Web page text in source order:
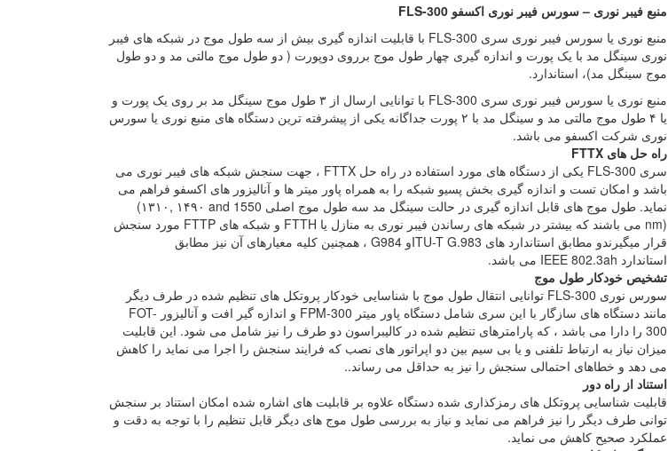
منبع فیبر نوری – سورس فیبر نوری اکسفو FLS-300
منبع نوری یا سورس فیبر نوری سری FLS-300 با قابلیت اندازه گیری بیش از سه طول موج در شبکه های فیبر
نوری سینگل مد با یک پورت و اندازه گیری چهار طول موج برروی دوپورت ( دو طول موج مالتی مد و دو طول
موج سینگل مد)، استاندارد.
منبع نوری یا سورس فیبر نوری سری FLS-300 با توانایی ارسال از ۳ طول موج سینگل مد بر روی یک پورت و
یا ۴ طول موج مالتی مد و سینگل مد با ۲ پورت جداگانه یکی از پیشرفته ترین دستگاه های منبع نوری یا سورس
نوری شرکت اکسفو می باشد.
راه حل های FTTX
سری FLS-300 یکی از دستگاه های مورد استفاده در راه حل FTTX ، جهت سنجش شبکه های فیبر نوری می
باشد و امکان تست و اندازه گیری بخش پسیو شبکه را به همراه پاور میتر ها و آنالیزور های اکسفو فراهم می
نماید. طول موج های قابل اندازه گیری در حالت سینگل مد سه طول موج اصلی (۱۳۱۰, ۱۴۹۰ and 1550
nm) می باشند که بیشتر در شبکه های رساندن فیبر نوری به منازل یا FTTH و شبکه های FTTP مورد سنجش
قرار میگیرندو مطابق استاندارد های ITU-T G.983و G984 ، همچنین کلیه معیارهای آن نیز مطابق
استاندارد IEEE 802.3ah می باشد.
تشخیص خودکار طول موج
سورس نوری FLS-300 توانایی انتقال طول موج با شناسایی خودکار پروتکل های تنظیم شده در طرف دیگر
مانند دستگاه های سازگار با این سری شامل دستگاه پاور میتر FPM-300 و اندازه گیر افت و آنالیزور FOT-
300 را دارا می باشد ، که پارامترهای تنظیم شده در کالیبراسون دو طرف را نیز شامل می شود. این قابلیت
میزان نیاز به ارتباط تلفنی و یا بی سیم بین دو اپراتور های نصب که فرایند سنجش را اجرا می نماید را کاهش
می دهد و خطاهای احتمالی سنجش را نیز به حداقل می رساند..
استناد از راه دور
قابلیت شناسایی پروتکل های رمزکذاری شده دستگاه علاوه بر قابلیت های اشاره شده امکان استناد بر سنجش
توانی طرف دیگر را نیز فراهم می نماید و نیاز به بررسی طول موج های دیگر قابل تنظیم را با توجه به دقت و
عملکرد صحیح کاهش می نماید.